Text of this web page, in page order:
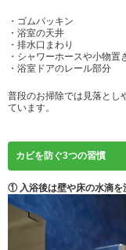
・ゴムパッキン
・浴室の天井
・排水口まわり
・シャワーホースや小物置
・浴室ドアのレール部分
普段のお掃除では見落とし
ています。
カビを防ぐ3つの習慣
① 入浴後は壁や床の水滴を